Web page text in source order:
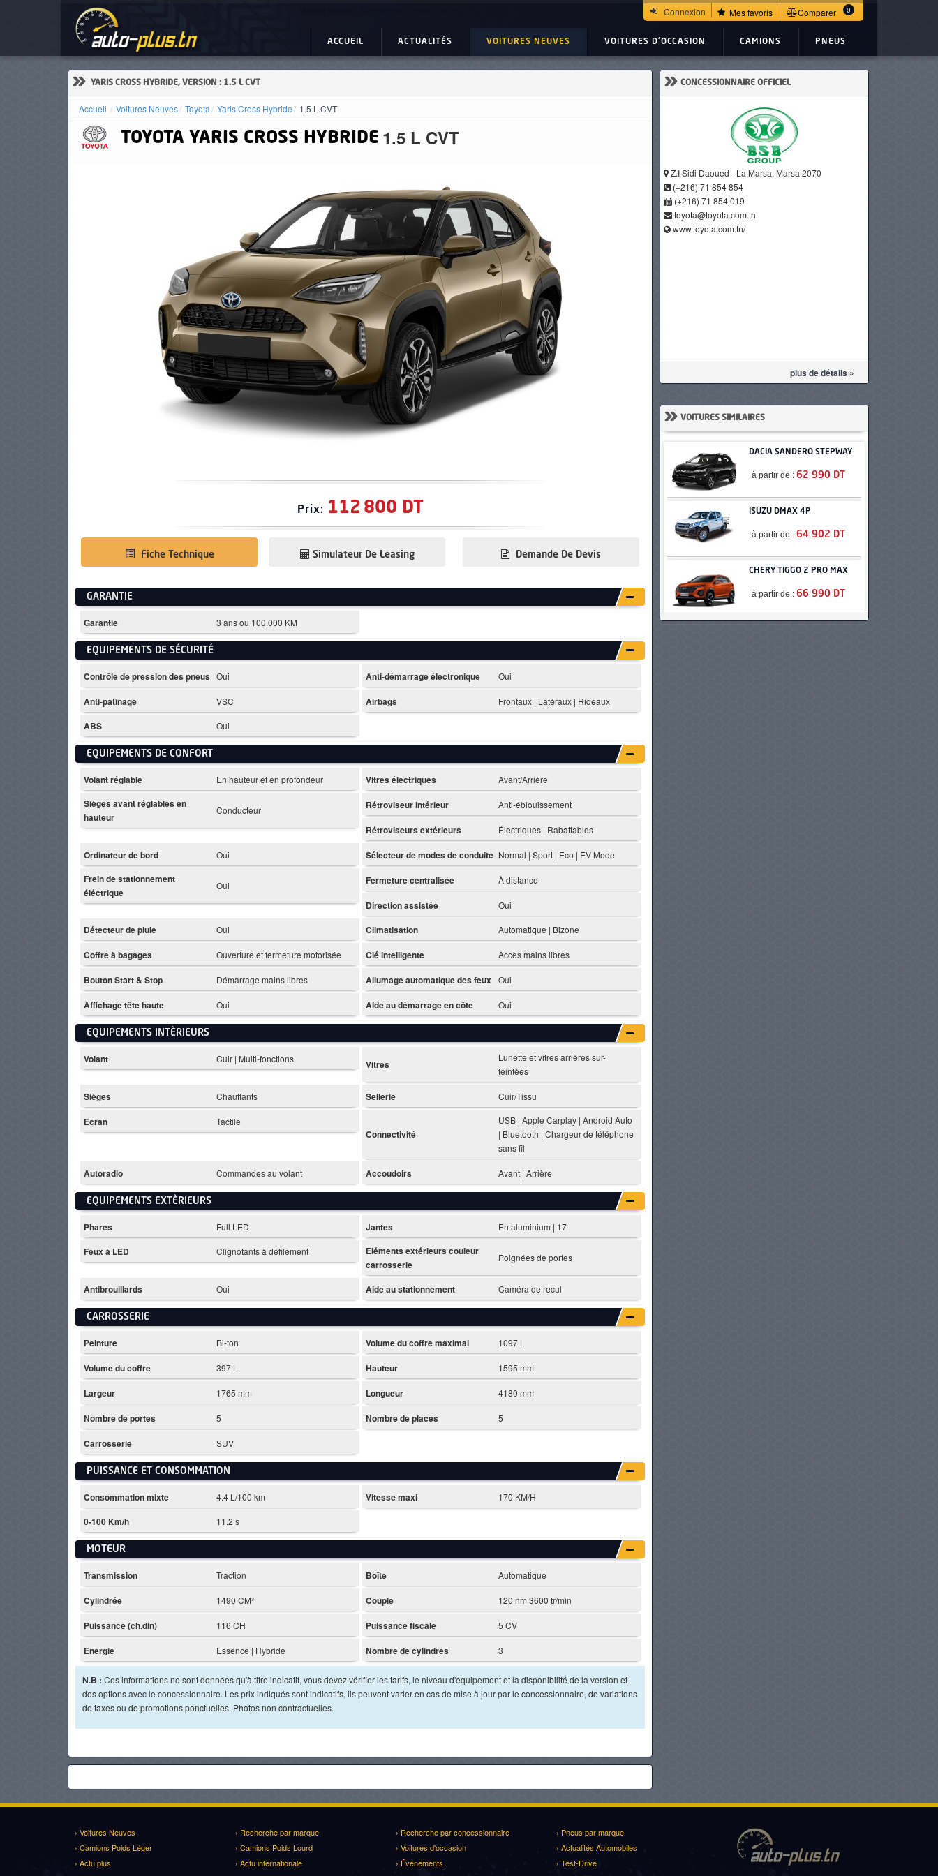
Connexion Mes favoris Comparer 0
ACCUEIL ACTUALITÉS VOITURES NEUVES VOITURES D'OCCASION CAMIONS PNEUS
» YARIS CROSS HYBRIDE, VERSION : 1.5 L CVT
Accueil Voitures Neuves Toyota Yaris Cross Hybride 1.5 L CVT
TOYOTA YARIS CROSS HYBRIDE 1.5 L CVT
Prix: 112 800 DT
Fiche Technique Demande De Devis
Simulateur De Leasing
GARANTIE
Garantie 3 ans ou 100.000 KM
EQUIPEMENTS DE SÉCURITÉ
Contrôle de pression des pneus Oui Anti-démarrage électronique Oui
Anti-patinage VSC Airbags Frontaux | Latéraux | Rideaux
ABS Oui
EQUIPEMENTS DE CONFORT
Volant réglable En hauteur et en profondeur Vitres électriques Avant/Arrière
Sièges avant réglables en
hauteur
Conducteur Rétroviseur intérieur Anti-éblouissement
Rétroviseurs extérieurs Électriques | Rabattables
Ordinateur de bord Oui Sélecteur de modes de conduite Normal | Sport | Eco | EV Mode
Frein de stationnement
éléctrique
Oui Fermeture centralisée À distance
Direction assistée Oui
Détecteur de pluie Oui Climatisation Automatique | Bizone
Coffre à bagages Ouverture et fermeture motorisée Clé intelligente Accès mains libres
Bouton Start & Stop Démarrage mains libres Allumage automatique des feux Oui
Affichage tête haute Oui Aide au démarrage en côte Oui
EQUIPEMENTS INTÈRIEURS
Volant Cuir | Multi-fonctions Vitres
Lunette et vitres arrières sur-
teintées
Sièges Chauffants Sellerie Cuir/Tissu
Ecran Tactile
Connectivité
USB | Apple Carplay | Android Auto
| Bluetooth | Chargeur de téléphone
sans fil
Autoradio Commandes au volant Accoudoirs Avant | Arrière
EQUIPEMENTS EXTÈRIEURS
Phares Full LED Jantes En aluminium | 17
Feux à LED Clignotants à défilement
Eléments extérieurs couleur
carrosserie
Poignées de portes
Antibrouillards Oui Aide au stationnement Caméra de recul
CARROSSERIE
Peinture Bi-ton Volume du coffre maximal 1097 L
Volume du coffre 397 L Hauteur 1595 mm
Largeur 1765 mm Longueur 4180 mm
Nombre de portes 5 Nombre de places 5
Carrosserie SUV
PUISSANCE ET CONSOMMATION
Consommation mixte 4.4 L/100 km Vitesse maxi 170 KM/H
0-100 Km/h 11.2 s
MOTEUR
Transmission Traction Boîte Automatique
Cylindrée 1490 CM³ Couple 120 nm 3600 tr/min
Puissance (ch.din) 116 CH Puissance fiscale 5 CV
Energie Essence | Hybride Nombre de cylindres 3
N.B : Ces informations ne sont données qu'à titre indicatif, vous devez vérifier les tarifs, le niveau d'équipement et la disponibilité de la version et
des options avec le concessionnaire. Les prix indiqués sont indicatifs, ils peuvent varier en cas de mise à jour par le concessionnaire, de variations
de taxes ou de promotions ponctuelles. Photos non contractuelles.
» CONCESSIONNAIRE OFFICIEL
Z.I Sidi Daoued - La Marsa, Marsa 2070
(+216) 71 854 854
(+216) 71 854 019
toyota@toyota.com.tn
www.toyota.com.tn/
plus de détails »
» VOITURES SIMILAIRES
DACIA SANDERO STEPWAY
à partir de :62 990 DT
ISUZU DMAX 4P
à partir de :64 902 DT
CHERY TIGGO 2 PRO MAX
à partir de :66 990 DT
› Voitures Neuves › Recherche par marque › Recherche par concessionnaire
› Pneus par marque
› Camions Poids Léger
› Camions Poids Lourd › Voitures d'occasion
› Actualités Automobiles
› Actu plus
› Actu internationale › Événements
› Test-Drive
ACTUALITÉS